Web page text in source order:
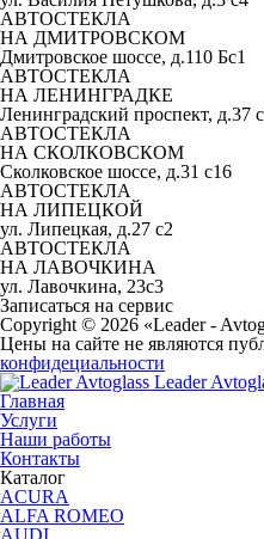
АВТОСТЕКЛА
НА ДМИТРОВСКОМ
Дмитровское шоссе, д.110 Бс1
АВТОСТЕКЛА
НА ЛЕНИНГРАДКЕ
Ленинградский проспект, д.37
АВТОСТЕКЛА
НА СКОЛКОВСКОМ
Сколковское шоссе, д.31 с16
АВТОСТЕКЛА
НА ЛИПЕЦКОЙ
ул. Липецкая, д.27 с2
АВТОСТЕКЛА
НА ЛАВОЧКИНА
ул. Лавочкина, 23с3
Записаться на сервис
Copyright © 2026 «Leader -
Цены на сайте не являются
конфидециальности
Leader
Главная
Услуги
Наши работы
Контакты
Каталог
ACURA
ALFA ROMEO